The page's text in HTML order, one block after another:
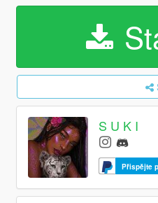
S U K I
Přispějte